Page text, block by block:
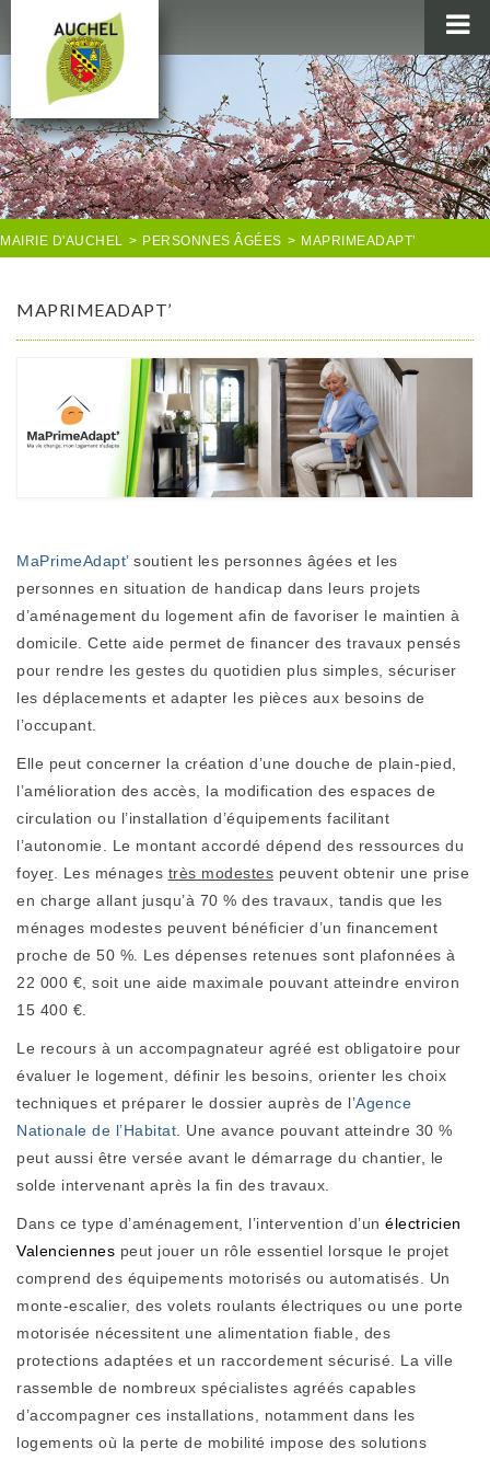
MAIRIE
AU QUOTIDIEN
AGENDA & LOISIRS
AUCHEL EN IMAGES
MAIRIE D'AUCHEL > PERSONNES ÂGÉES > MAPRIMEADAPT’
MAPRIMEADAPT’
MaPrimeAdapt’soutient les personnes âgées et les
personnes en situation de handicap dans leurs projets
d’aménagement du logement afin de favoriser le maintien à
domicile. Cette aide permet de financer des travaux pensés
pour rendre les gestes du quotidien plus simples, sécuriser
les déplacements et adapter les pièces aux besoins de
l’occupant.
Elle peut concerner la création d’une douche de plain-pied,
l’amélioration des accès, la modification des espaces de
circulation ou l’installation d’équipements facilitant
l’autonomie. Le montant accordé dépend des ressources du
foyer. Les ménages très modestes peuvent obtenir une prise
en charge allant jusqu’à 70 % des travaux, tandis que les
ménages modestes peuvent bénéficier d’un financement
proche de 50 %. Les dépenses retenues sont plafonnées à
22 000 €, soit une aide maximale pouvant atteindre environ
15 400 €.
Le recours à un accompagnateur agréé est obligatoire pour
évaluer le logement, définir les besoins, orienter les choix
techniques et préparer le dossier auprès de l’Agence
Nationale de l’Habitat. Une avance pouvant atteindre 30 %
peut aussi être versée avant le démarrage du chantier, le
solde intervenant après la fin des travaux.
Dans ce type d’aménagement, l’intervention d’un électricien
Valenciennes peut jouer un rôle essentiel lorsque le projet
comprend des équipements motorisés ou automatisés. Un
monte-escalier, des volets roulants électriques ou une porte
motorisée nécessitent une alimentation fiable, des
protections adaptées et un raccordement sécurisé. La ville
rassemble de nombreux spécialistes agréés capables
d’accompagner ces installations, notamment dans les
logements où la perte de mobilité impose des solutions